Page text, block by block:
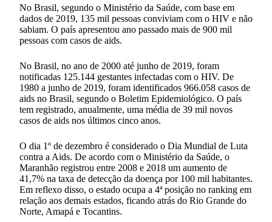
No Brasil, segundo o Ministério da Saúde, com base em
dados de 2019, 135 mil pessoas conviviam com o HIV e não
sabiam. O país apresentou ano passado mais de 900 mil
pessoas com casos de aids.
No Brasil, no ano de 2000 até junho de 2019, foram
notificadas 125.144 gestantes infectadas com o HIV. De
1980 a junho de 2019, foram identificados 966.058 casos de
aids no Brasil, segundo o Boletim Epidemiológico. O país
tem registrado, anualmente, uma média de 39 mil novos
casos de aids nos últimos cinco anos.
O dia 1º de dezembro é considerado o Dia Mundial de Luta
contra a Aids. De acordo com o Ministério da Saúde, o
Maranhão registrou entre 2008 e 2018 um aumento de
41,7% na taxa de detecção da doença por 100 mil habitantes.
Em reflexo disso, o estado ocupa a 4ª posição no ranking em
relação aos demais estados, ficando atrás do Rio Grande do
Norte, Amapá e Tocantins.